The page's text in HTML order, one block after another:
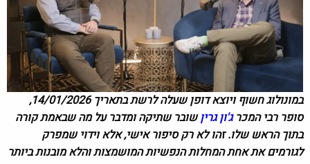
במונולוג חשוף ויוצא דופן שעלה לרשת בתאריך 14/01/2026,
סופר רבי המכרג'ון גריןשובר שתיקה ומדבר על מה שבאמת קורה
בתוך הראש שלו. זהו לא רק סיפור אישי, אלא וידוי שמפרק
לגורמים את אחת המחלות הנפשיות המושמצות והלא מובנות ביותר